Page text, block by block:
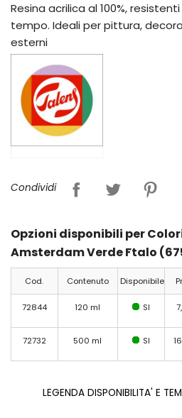
Resina acrilica al 100%,
tempo. Ideali per pittura,
esterni
Condividi
Opzioni disponibili per
Amsterdam Verde Ftalo
Cod. Contenuto Disponibile
72844 120 ml SI
72732 500 ml SI
LEGENDA DISPONIBILITA' E